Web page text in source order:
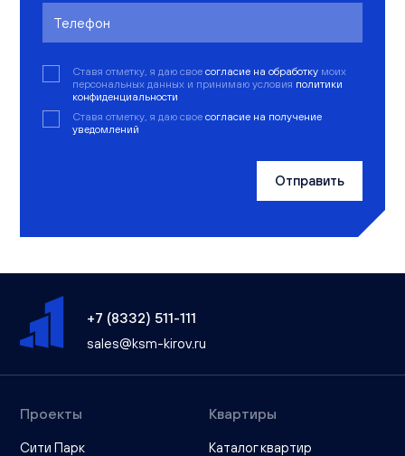
Ставя отметку, я даю свое согласие на обработку моих
персональных данных и принимаю условия политики
конфиденциальности
Ставя отметку, я даю свое согласие на получение
уведомлений
Отправить
+7 (8332) 511-111
sales@ksm-kirov.ru
Проекты
Сити Парк
Квартиры
Каталог квартир